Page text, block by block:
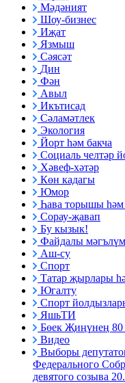
Мәдәният
Шоу-бизнес
Иҗат
Язмыш
Сәясәт
Дин
Фән
Авыл
Икътисад
Сәламәтлек
Экология
Йорт һәм бакча
Социаль челтәр
Хәвеф-хәтәр
Көн кадагы
Юмор
Һава торышы һәм
Сорау-җавап
Бу кызык!
Файдалы
Аш-су
Спорт
Татар җырлары
Югалту
Спорт
ЯшьТИ
Бөек Җиңүнең
Видео
Выборы
Федерального
девятого созыва